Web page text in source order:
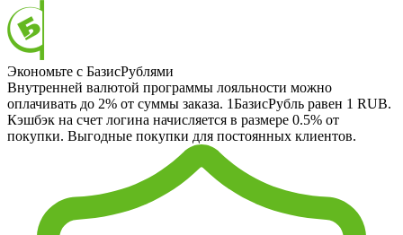
Экономьте с БазисРублями
Внутренней валютой программы лояльности можно
оплачивать до 2% от суммы заказа. 1БазисРубль равен 1 RUB.
Кэшбэк на счет логина начисляется в размере 0.5% от
покупки. Выгодные покупки для постоянных клиентов.